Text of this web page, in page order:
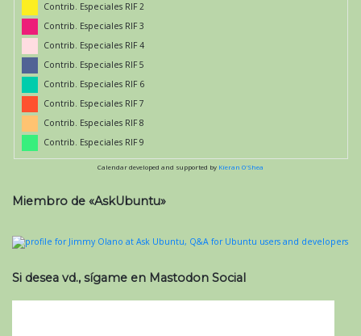
Contrib. Especiales RIF 2
Contrib. Especiales RIF 3
Contrib. Especiales RIF 4
Contrib. Especiales RIF 5
Contrib. Especiales RIF 6
Contrib. Especiales RIF 7
Contrib. Especiales RIF 8
Contrib. Especiales RIF 9
Calendar developed and supported by Kieran O'Shea
Miembro de «AskUbuntu»
Si desea vd., sígame en Mastodon Social